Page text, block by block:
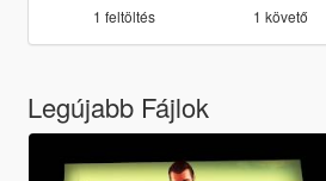
1 feltöltés 1 követő
Legújabb Fájlok